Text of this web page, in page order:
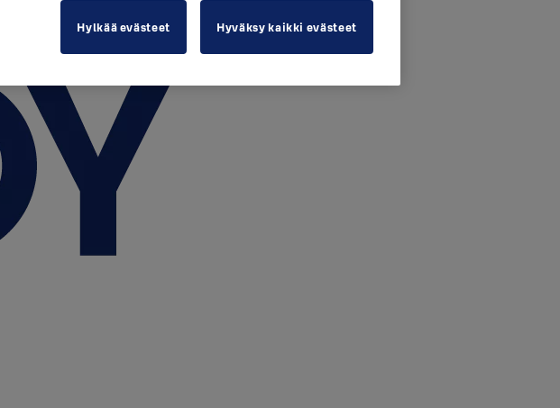
Hylkää evästeet
Hyväksy kaikki evästeet